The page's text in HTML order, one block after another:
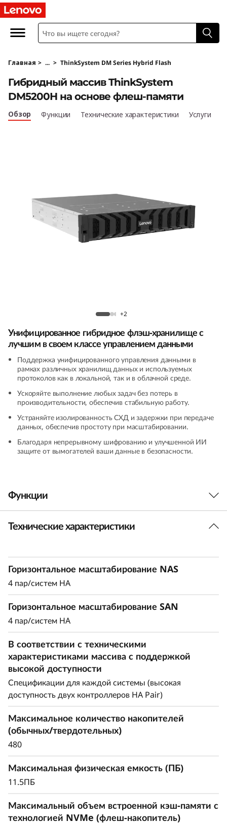
T
h
n
k
S
0
0
y
b
d
a
h
A
a
y
Главная > ... > ThinkSystem DM Series Hybrid Flash
на основе флеш-памяти
Гибридный массив ThinkSystem
DM5200H на основе флеш-памяти
Обзор Функции Технические характеристики Услуги
+2
Унифицированное гибридное флэш-хранилище с
лучшим в своем классе управлением данными
Поддержка унифицированного управления данными в
рамках различных хранилищ данных и используемых
протоколов как в локальной, так и в облачной среде.
Ускоряйте выполнение любых задач без потерь в
производительности, обеспечив стабильную работу.
Устраняйте изолированность СХД и задержки при передаче
данных, обеспечив простоту при масштабировании.
Благодаря непрерывному шифрованию и улучшенной ИИ
защите от вымогателей ваши данные в безопасности.
Функции
Баланс между
эффективностью
которые требуют повышенной
производительности и емкости. Модель
сравнении с системой предыдущего поколения,
что делает ее универсальной для организаций,
которые стремятся найти баланс между
производительностью и рентабельностью.
доступное пространство для стабильной
производительности, необходимой для работы
Технические характеристики
Горизонтальное масштабирование NAS
4 пар/систем HA
Горизонтальное масштабирование SAN
4 пар/систем HA
В соответствии с техническими
характеристиками массива с поддержкой
высокой доступности
Спецификации для каждой системы (высокая
доступность двух контроллеров HA Pair)
Максимальное количество накопителей
(обычных/твердотельных)
480
Максимальная физическая емкость (ПБ)
11.5ПБ
Максимальный объем встроенной кэш-памяти с
технологией NVMe (флеш-накопитель)